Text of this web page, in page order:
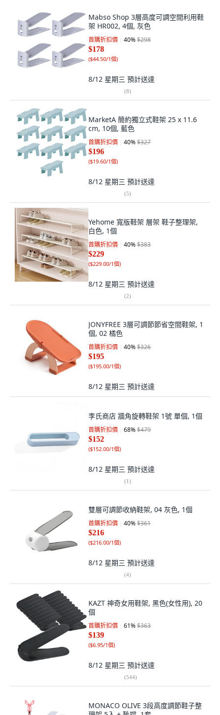
Mabso Shop 3層高度可調空間利用鞋
架 HR002, 4個, 灰色
首購折扣價 40%$298
$178
($44.50/1個)
8/12 星期三 預計送達
(8)
MarketA 簡約獨立式鞋架 25 x 11.6
cm, 10個, 藍色
首購折扣價 40%$327
$196
($19.60/1個)
8/12 星期三 預計送達
(5)
Yehome 寬版鞋架 層架 鞋子整理架,
白色, 1個
首購折扣價 40%$383
$229
($229.00/1個)
8/12 星期三 預計送達
(2)
JONYFREE 3層可調節節省空間鞋架, 1
個, 02 橘色
首購折扣價 40%$326
$195
($195.00/1個)
8/12 星期三 預計送達
李氏商店 牆角旋轉鞋架 1號 單個, 1個
首購折扣價 68%$479
$152
($152.00/1個)
8/12 星期三 預計送達
(1)
雙層可調節收納鞋架, 04 灰色, 1個
首購折扣價 40%$361
$216
($216.00/1個)
8/12 星期三 預計送達
(4)
KAZT 神奇女用鞋架, 黑色(女性用), 20
個
首購折扣價 61%$363
$139
($6.95/1個)
8/12 星期三 預計送達
(544)
MONACO OLIVE 3段高度調節鞋子整